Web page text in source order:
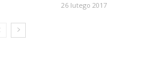
26 lutego 2017